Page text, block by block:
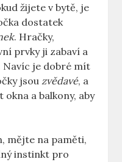
žijete v bytě, je
dostatek
. Hračky,
prvky ji zabaví a
Navíc je dobré mít
jsouzvědavé, a
a balkony, aby
mějte na paměti,
instinkt pro